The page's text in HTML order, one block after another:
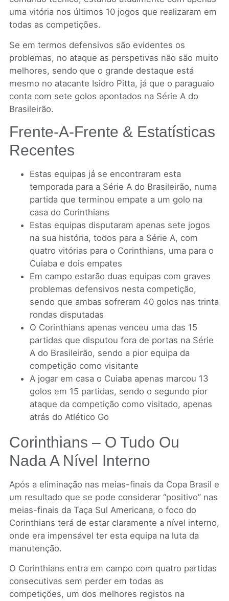
uma vitória nos últimos 10 jogos que realizaram em
todas as competições.
Se em termos defensivos são evidentes os
problemas, no ataque as perspetivas não são muito
melhores, sendo que o grande destaque está
mesmo no atacante Isidro Pitta, já que o paraguaio
conta com sete golos apontados na Série A do
Brasileirão.
Frente-A-Frente & Estatísticas
Recentes
Estas equipas já se encontraram esta
temporada para a Série A do Brasileirão, numa
partida que terminou empate a um golo na
casa do Corinthians
Estas equipas disputaram apenas sete jogos
na sua história, todos para a Série A, com
quatro vitórias para o Corinthians, uma para o
Cuiaba e dois empates
Em campo estarão duas equipas com graves
problemas defensivos nesta competição,
sendo que ambas sofreram 40 golos nas trinta
rondas disputadas
O Corinthians apenas venceu uma das 15
partidas que disputou fora de portas na Série
A do Brasileirão, sendo a pior equipa da
competição como visitante
A jogar em casa o Cuiaba apenas marcou 13
golos em 15 partidas, sendo o segundo pior
ataque da competição como visitado, apenas
atrás do Atlético Go
Corinthians – O Tudo Ou
Nada A Nível Interno
Após a eliminação nas meias-finais da Copa Brasil e
um resultado que se pode considerar “positivo” nas
meias-finais da Taça Sul Americana, o foco do
Corinthians terá de estar claramente a nível interno,
onde era impensável ter esta equipa na luta da
manutenção.
O Corinthians entra em campo com quatro partidas
consecutivas sem perder em todas as
competições, um dos melhores registos na